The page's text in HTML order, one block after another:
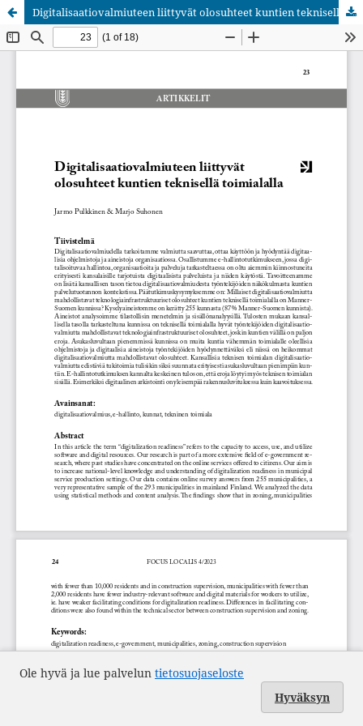
Digitalisaatiovalmiuteen liittyvät olosuhteet kuntien teknisellä toimialalla
Ole hyvä ja lue palvelun tietosuojaseloste
Hyväksyn
Tieteellisten seurain valtuuskunta